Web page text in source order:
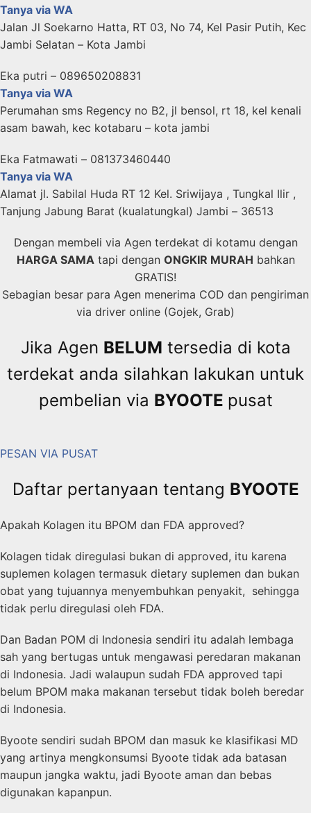
Tanya via WA
Jalan Jl Soekarno Hatta, RT 03, No 74, Kel Pasir Putih, Kec
Jambi Selatan – Kota Jambi
Eka putri – 089650208831
Tanya via WA
Perumahan sms Regency no B2, jl bensol, rt 18, kel kenali
asam bawah, kec kotabaru – kota jambi
Eka Fatmawati – 081373460440
Tanya via WA
Alamat jl. Sabilal Huda RT 12 Kel. Sriwijaya , Tungkal Ilir ,
Tanjung Jabung Barat (kualatungkal) Jambi – 36513
Dengan membeli via Agen terdekat di kotamu dengan
HARGA SAMA tapi dengan ONGKIR MURAH bahkan
GRATIS!
Sebagian besar para Agen menerima COD dan pengiriman
via driver online (Gojek, Grab)
Jika Agen BELUM tersedia di kota
terdekat anda silahkan lakukan untuk
pembelian via BYOOTE pusat
PESAN VIA PUSAT
Daftar pertanyaan tentang BYOOTE
Apakah Kolagen itu BPOM dan FDA approved?
Kolagen tidak diregulasi bukan di approved, itu karena
suplemen kolagen termasuk dietary suplemen dan bukan
obat yang tujuannya menyembuhkan penyakit, sehingga
tidak perlu diregulasi oleh FDA.
Dan Badan POM di Indonesia sendiri itu adalah lembaga
sah yang bertugas untuk mengawasi peredaran makanan
di Indonesia. Jadi walaupun sudah FDA approved tapi
belum BPOM maka makanan tersebut tidak boleh beredar
di Indonesia.
Byoote sendiri sudah BPOM dan masuk ke klasifikasi MD
yang artinya mengkonsumsi Byoote tidak ada batasan
maupun jangka waktu, jadi Byoote aman dan bebas
digunakan kapanpun.